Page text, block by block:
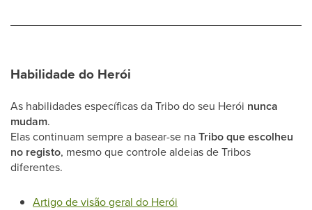
Habilidade do Herói
As habilidades específicas da Tribo do seu Herói nunca
mudam.
Elas continuam sempre a basear-se naTribo que escolheu
no registo, mesmo que controle aldeias de Tribos
diferentes.
Artigo de visão geral do Herói